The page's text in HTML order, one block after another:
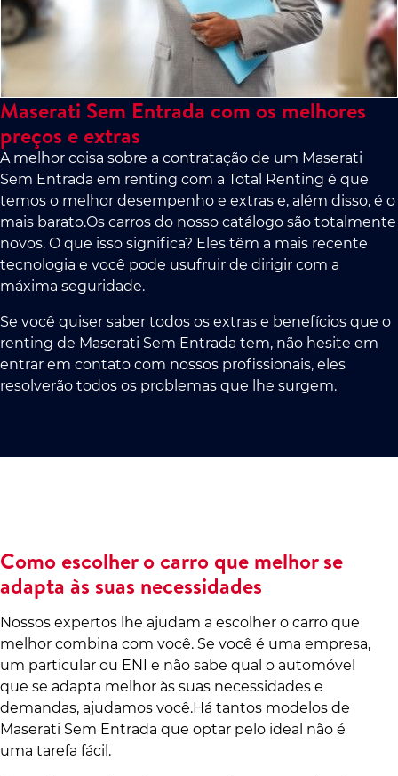
Maserati Sem Entrada com os melhores
preços e extras
A melhor coisa sobre a contratação de um Maserati
Sem Entrada em renting com a Total Renting é que
temos o melhor desempenho e extras e, além disso, é o
mais barato.Os carros do nosso catálogo são totalmente
novos. O que isso significa? Eles têm a mais recente
tecnologia e você pode usufruir de dirigir com a
máxima seguridade.
Se você quiser saber todos os extras e benefícios que o
renting de Maserati Sem Entrada tem, não hesite em
entrar em contato com nossos profissionais, eles
resolverão todos os problemas que lhe surgem.
Como escolher o carro que melhor se
adapta às suas necessidades
Nossos expertos lhe ajudam a escolher o carro que
melhor combina com você. Se você é uma empresa,
um particular ou ENI e não sabe qual o automóvel
que se adapta melhor às suas necessidades e
demandas, ajudamos você.Há tantos modelos de
Maserati Sem Entrada que optar pelo ideal não é
uma tarefa fácil.